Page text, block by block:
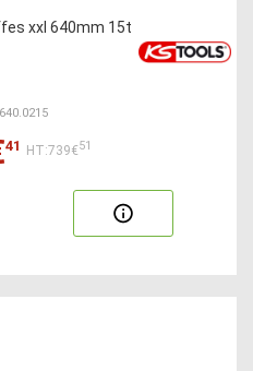
xxl 640mm 15t
41 HT:739€51